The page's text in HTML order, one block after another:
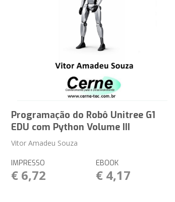
Programação do Robô Unitree G1
EDU com Python Volume III
Vitor Amadeu Souza
IMPRESSO
€ 6,72
EBOOK
€ 4,17